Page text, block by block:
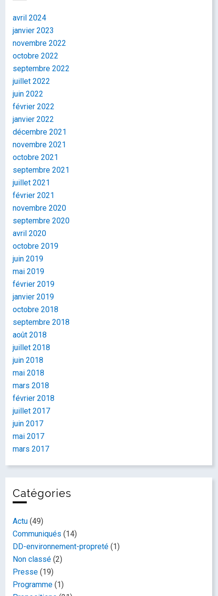
avril 2024
janvier 2023
novembre 2022
octobre 2022
septembre 2022
juillet 2022
juin 2022
février 2022
janvier 2022
décembre 2021
novembre 2021
octobre 2021
septembre 2021
juillet 2021
février 2021
novembre 2020
septembre 2020
avril 2020
octobre 2019
juin 2019
mai 2019
février 2019
janvier 2019
octobre 2018
septembre 2018
août 2018
juillet 2018
juin 2018
mai 2018
mars 2018
février 2018
juillet 2017
juin 2017
mai 2017
mars 2017
Catégories
Actu (49)
Communiqués (14)
DD-environnement-propreté (1)
Non classé (2)
Presse (19)
Programme (1)